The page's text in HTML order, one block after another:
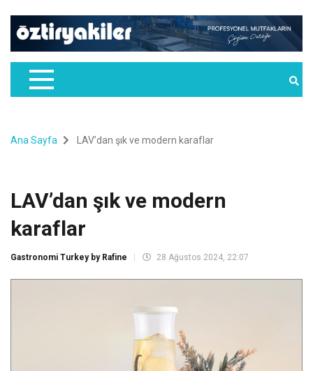
Ana Sayfa LAV’dan şık ve modern karaflar
LAV’dan şık ve modern
karaflar
Gastronomi Turkey by Rafine 28 Ağustos 2024, 22:07